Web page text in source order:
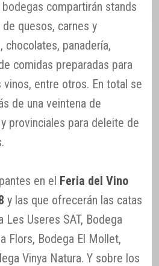
compartirán stands
quesos, carnes y
chocolates, panadería,
comidas preparadas para
entre otros. En total se
de una veintena de
provinciales para deleite de
en el Feria del Vino
y las que ofrecerán las catas
Les Useres SAT, Bodega
Flors, Bodega El Mollet,
Vinya Natura. Y sobre los